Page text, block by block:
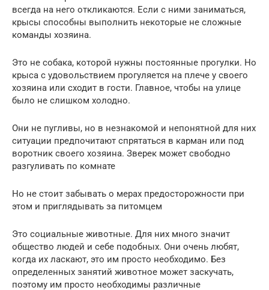
всегда на него откликаются. Если с ними заниматься,
крысы способны выполнить некоторые не сложные
команды хозяина.
Это не собака, которой нужны постоянные прогулки. Но
крыса с удовольствием прогуляется на плече у своего
хозяина или сходит в гости. Главное, чтобы на улице
было не слишком холодно.
Они не пугливы, но в незнакомой и непонятной для них
ситуации предпочитают спрятаться в карман или под
воротник своего хозяина. Зверек может свободно
разгуливать по комнате
Но не стоит забывать о мерах предосторожности при
этом и приглядывать за питомцем
Это социальные животные. Для них много значит
общество людей и себе подобных. Они очень любят,
когда их ласкают, это им просто необходимо. Без
определенных занятий животное может заскучать,
поэтому им просто необходимы различные